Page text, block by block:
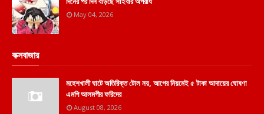
May 04, 2026
কক্সবাজার
মহেশখালী ঘাটে অতিরিক্ত টোল নয়, আগের নিয়মেই ৫ টাকা আদায়ের ঘোষণা
এমপি আলমগীর ফরিদের
August 08, 2026